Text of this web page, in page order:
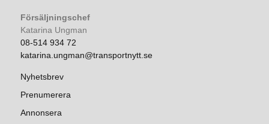
Försäljningschef
Katarina Ungman
08-514 934 72
katarina.ungman@transportnytt.se
Nyhetsbrev
Prenumerera
Annonsera